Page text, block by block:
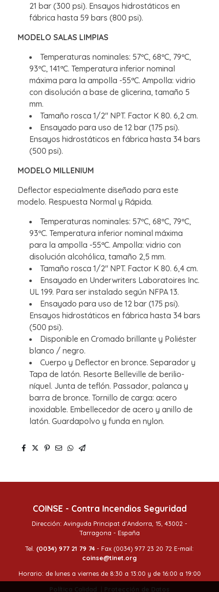
21 bar (300 psi). Ensayos hidrostáticos en
fábrica hasta 59 bars (800 psi).
MODELO SALAS LIMPIAS
Temperaturas nominales: 57ºC, 68ºC, 79ºC,
93ºC, 141ªC. Temperatura inferior nominal
máxima para la ampolla -55ªC. Ampolla: vidrio
con disolución a base de glicerina, tamaño 5
mm.
Tamaño rosca 1/2" NPT. Factor K 80. 6,2 cm.
Ensayado para uso de 12 bar (175 psi).
Ensayos hidrostáticos en fábrica hasta 34 bars
(500 psi).
MODELO MILLENIUM
Deflector especialmente diseñado para este
modelo. Respuesta Normal y Rápida.
Temperaturas nominales: 57ºC, 68ºC, 79ºC,
93ºC. Temperatura inferior nominal máxima
para la ampolla -55ªC. Ampolla: vidrio con
disolución alcohólica, tamaño 2,5 mm.
Tamaño rosca 1/2" NPT. Factor K 80. 6,4 cm.
Ensayado en Underwriters Laboratoires Inc.
UL 199. Para ser instalado según NFPA 13.
Ensayado para uso de 12 bar (175 psi).
Ensayos hidrostáticos en fábrica hasta 34 bars
(500 psi).
Disponible en Cromado brillante y Poliéster
blanco / negro.
Cuerpo y Deflector en bronce. Separador y
Tapa de latón. Resorte Belleville de berilio-
níquel. Junta de teflón. Passador, palanca y
barra de bronce. Tornillo de carga: acero
inoxidable. Embellecedor de acero y anillo de
latón. Guardapolvo y funda en nylon.
COINSE - Contra Incendios Seguridad
Dirección: Avinguda Principat d'Andorra, 15, 43002 -
Tarragona - España
Tel. (0034) 977 21 79 74 - Fax (0034) 977 23 20 72 E-mail:
coinse@tinet.org
Horario: de lunes a viernes de 8:30 a 13:00 y de 16:00 a 19:00